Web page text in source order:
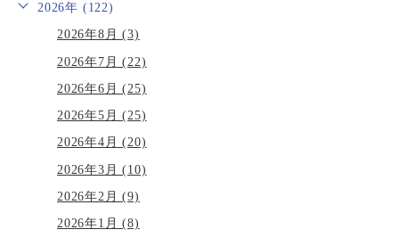
2026年 (122)
2026年8月 (3)
2026年7月 (22)
2026年6月 (25)
2026年5月 (25)
2026年4月 (20)
2026年3月 (10)
2026年2月 (9)
2026年1月 (8)